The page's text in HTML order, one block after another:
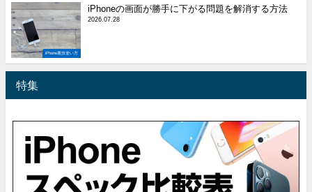
iPhone裏技使い方
iPhoneの画面が勝手に下がる問題を解消する方法
2026.07.28
特集